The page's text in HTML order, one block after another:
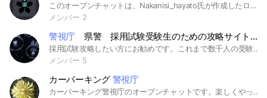
このオープンチャットは、Nakanisi_hayato氏が作成したロブロックス警視庁というグループです。ここでは、正規職員・幹部などが参加できるオープンチャットです。
メンバー 2
警視庁 県警 採用試験受験生のための攻略サイト 特に
採用試験攻略したい方にお勧めです。これまで数千人の受験生（高校、大学、公務員）に勉強を教えてきた実績あり。特に公安職試験には強い。様々なイベントも案内します。是非受講してください。 #警視庁 #採用試験 #勉強方法 #教養試験 #論文 #面接
メンバー 5
カーパーキング 警視庁
カーパーキング警視庁のオープンチャットです。楽しくやっていきましょう。